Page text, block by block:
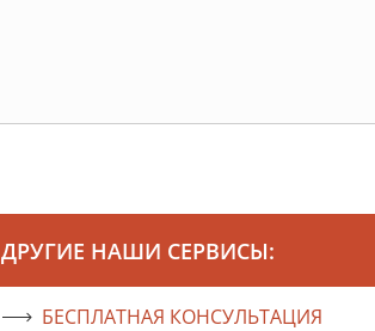
ДРУГИЕ НАШИ СЕРВИСЫ:
БЕСПЛАТНАЯ КОНСУЛЬТАЦИЯ